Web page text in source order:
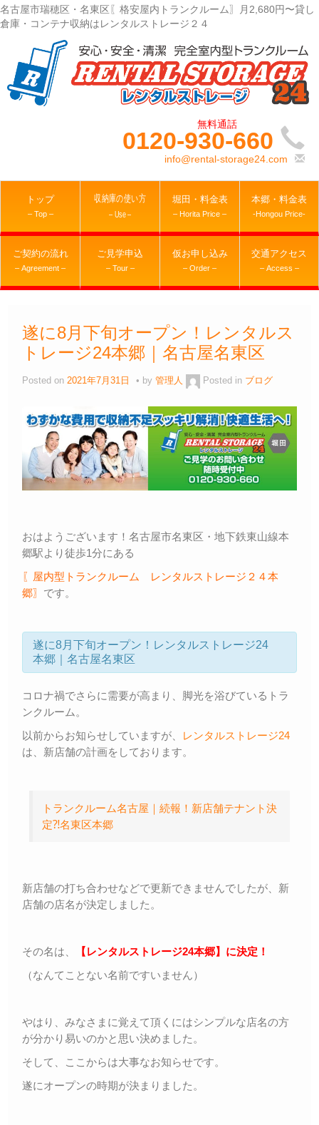
名古屋市瑞穂区・名東区〖格安屋内トランクルーム〗月2,680円〜貸し
倉庫・コンテナ収納はレンタルストレージ２４
0120-930-660
info@rental-storage24.com
トップ
– Top –
収納庫の使い方
– Use –
堀田・料金表
– Horita Price –
本郷・料金表
-Hongou Price-
ご契約の流れ
– Agreement –
ご見学申込
– Tour –
仮お申し込み
– Order –
交通アクセス
– Access –
遂に8月下旬オープン！レンタルス
トレージ24本郷｜名古屋名東区
Posted on 2021年7月31日 by 管理人 Posted in ブログ
おはようございます！名古屋市名東区・地下鉄東山線本
郷駅より徒歩1分にある
〖屋内型トランクルーム レンタルストレージ２４本
郷〗 です。
遂に8月下旬オープン！レンタルストレージ24
本郷｜名古屋名東区
コロナ禍でさらに需要が高まり、脚光を浴びているトラ
ンクルーム。
以前からお知らせしていますが、
レンタルストレージ24
は、新店舗の計画をしております。
トランクルーム名古屋｜続報！新店舗テナント決
定⁈名東区本郷
新店舗の打ち合わせなどで更新できませんでしたが、新
店舗の店名が決定しました。
その名は、
【レンタルストレージ24本郷】に決定！
（なんてことない名前ですいません）
やはり、みなさまに覚えて頂くにはシンプルな店名の方
が分かり易いのかと思い決めました。
そして、ここからは大事なお知らせです。
遂にオープンの時期が決まりました。